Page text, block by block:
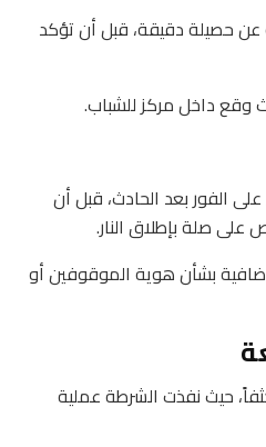
حصيلة دقيقة، قبل أن تؤكد
وقع داخل مركز للشباب.
الفور بعد الحادث، قبل أن
على صلة بإطلاق النار.
بشأن هوية الموقوفين أو
حيث نفذت الشرطة عملية